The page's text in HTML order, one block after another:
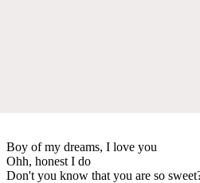
Boy of my dreams, I love you
Ohh, honest I do
Don't you know that you are so